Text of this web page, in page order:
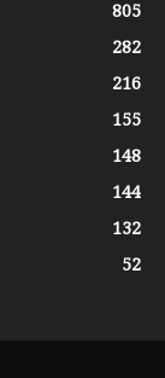
805
282
216
155
148
144
132
52